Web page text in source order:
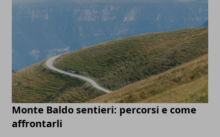
Monte Baldo sentieri: percorsi e come
affrontarli